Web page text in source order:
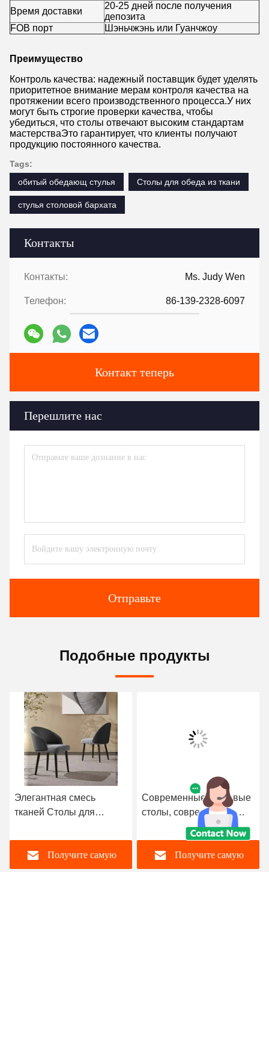
Контакты
Контакты: Ms. Judy Wen
Телефон: 86-139-2328-6097
Контакт теперь
Перешлите нас
Отправьте
Время доставки
20-25 дней после получения
депозита
FOB порт
Шэньчжэнь или Гуанчжоу
Преимущество
Контроль качества: надежный поставщик будет уделять
приоритетное внимание мерам контроля качества на
протяжении всего производственного процесса.У них
могут быть строгие проверки качества, чтобы
убедиться, что столы отвечают высоким стандартам
мастерстваЭто гарантирует, что клиенты получают
продукцию постоянного качества.
Tags:
обитый обедающ стулья
Столы для обеда из ткани
стулья столовой бархата
Подобные продукты
Элегантная смесь
тканей Столы для
Получите самую
Современные тканевые
столы, современные
тканевые столы ширина
470 мм
Получите самую